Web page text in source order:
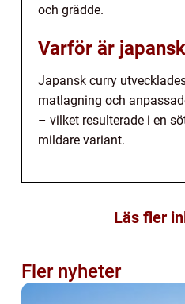
och grädde.
Varför är
Japansk curry
matlagning och
– vilket resulterade i en
mildare variant.
Läs fler
Fler nyheter